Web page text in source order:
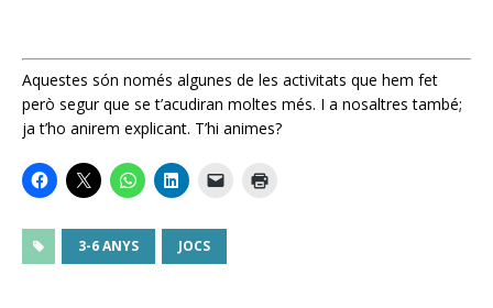
Aquestes són només algunes de les activitats que hem fet
però segur que se t’acudiran moltes més. I a nosaltres també;
ja t’ho anirem explicant. T’hi animes?
3-6 ANYS JOCS